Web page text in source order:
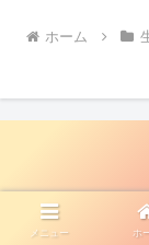
ホーム
メニュー ホ